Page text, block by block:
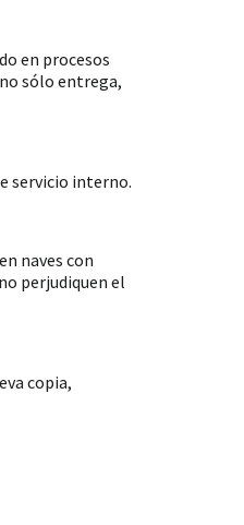
en procesos
sólo entrega,
servicio interno.
naves con
perjudiquen el
copia,